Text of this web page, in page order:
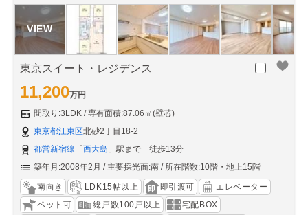
東京スイート・レジデンス
11,200万円
間取り:3LDK
専有面積:87.06㎡(壁芯)
東京都江東区北砂2丁目18-2
都営新宿線 「西大島 」駅まで 徒歩13分
築年月:2008年2月
主要採光面:南 所在階数:10階・地上15階
南向き LDK15帖以上 即引渡可
エレベーター
ペット可
総戸数100戸以上
宅配BOX